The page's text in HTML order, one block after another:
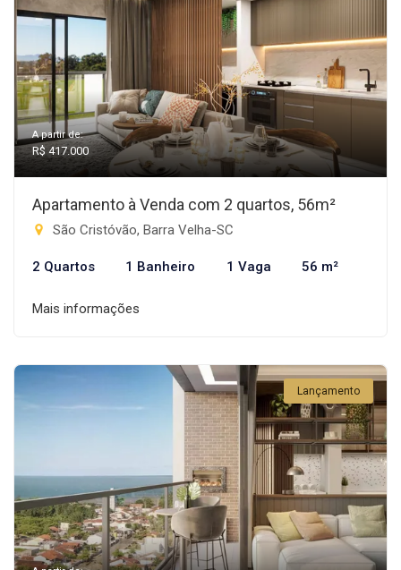
A partir de:
R$ 417.000
Apartamento à Venda com 2 quartos, 56m²
São Cristóvão, Barra Velha-SC
2 Quartos 1 Banheiro 1 Vaga 56 m²
Mais informações
Lançamento